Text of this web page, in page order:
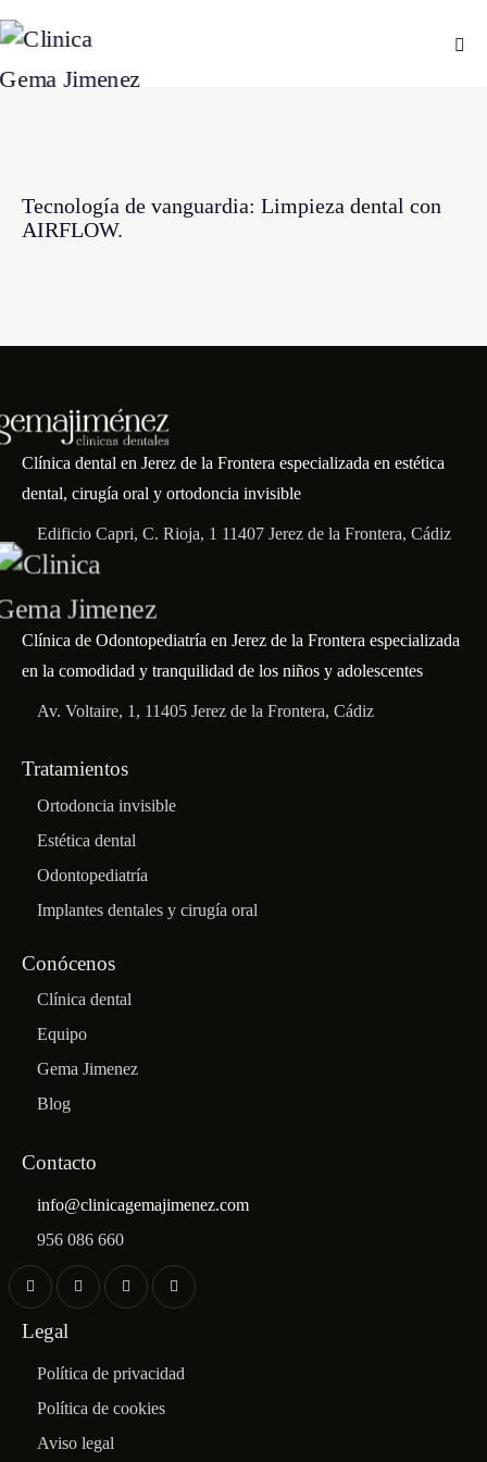
Tecnología de vanguardia: Limpieza dental con
AIRFLOW.
Clínica dental en Jerez de la Frontera especializada en estética
dental, cirugía oral y ortodoncia invisible
Edificio Capri, C. Rioja, 1 11407 Jerez de la Frontera, Cádiz
Clínica de Odontopediatría en Jerez de la Frontera especializada
en la comodidad y tranquilidad de los niños y adolescentes
Av. Voltaire, 1, 11405 Jerez de la Frontera, Cádiz
Tratamientos
Ortodoncia invisible
Estética dental
Odontopediatría
Implantes dentales y cirugía oral
Conócenos
Clínica dental
Equipo
Gema Jimenez
Blog
Contacto
info@clinicagemajimenez.com
956 086 660
Legal
Política de privacidad
Política de cookies
Aviso legal